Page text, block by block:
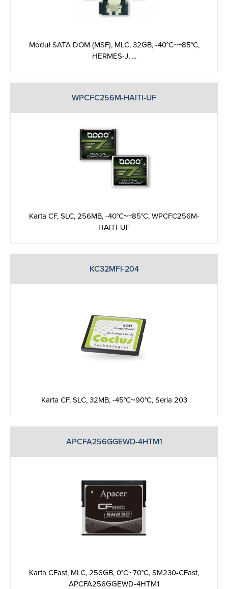
Moduł SATA DOM (MSF), MLC, 32GB, -40°C~+85°C,
HERMES-J, ...
WPCFC256M-HAITI-UF
Karta CF, SLC, 256MB, -40°C~+85°C, WPCFC256M-
HAITI-UF
KC32MFI-204
Karta CF, SLC, 32MB, -45°C~90°C, Seria 203
APCFA256GGEWD-4HTM1
Karta CFast, MLC, 256GB, 0°C~70°C, SM230-CFast,
APCFA256GGEWD-4HTM1